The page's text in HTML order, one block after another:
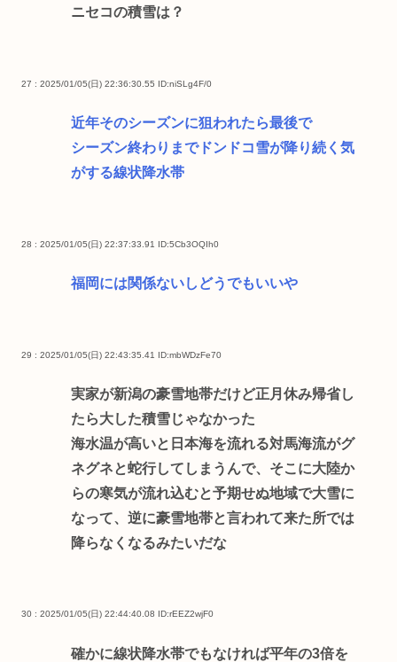
ニセコの積雪は？
27 : 2025/01/05(日) 22:36:30.55 ID:niSLg4F/0
近年そのシーズンに狙われたら最後で
シーズン終わりまでドンドコ雪が降り続く気
がする線状降水帯
28 : 2025/01/05(日) 22:37:33.91 ID:5Cb3OQIh0
福岡には関係ないしどうでもいいや
29 : 2025/01/05(日) 22:43:35.41 ID:mbWDzFe70
実家が新潟の豪雪地帯だけど正月休み帰省し
たら大した積雪じゃなかった
海水温が高いと日本海を流れる対馬海流がグ
ネグネと蛇行してしまうんで、そこに大陸か
らの寒気が流れ込むと予期せぬ地域で大雪に
なって、逆に豪雪地帯と言われて来た所では
降らなくなるみたいだな
30 : 2025/01/05(日) 22:44:40.08 ID:rEEZ2wjF0
確かに線状降水帯でもなければ平年の3倍を